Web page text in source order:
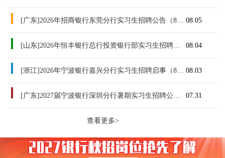
[广东]2026年招商银行东莞分行实习生招聘公告（8.5）08.05
[山东]2026年恒丰银行总行投资银行部实习生招聘启事08.04
[浙江]2026年宁波银行嘉兴分行实习生招聘启事（8.3）08.03
[广东]2027届宁波银行深圳分行暑期实习生招聘公告（7.31）
07.31
查看更多>